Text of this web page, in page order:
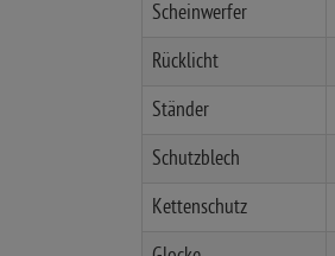
Scheinwerfer
Rücklicht
Ständer
Schutzblech
Kettenschutz